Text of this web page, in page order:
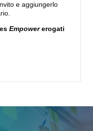
e aggiungerlo
Empowererogati